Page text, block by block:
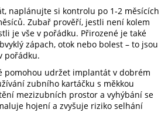
naplánujte si kontrolu po 1‑2 měsících
Zubař prověří, jestli není kolem
je vše v pořádku. Přirozené je také
zápach, otok nebo bolest – to jsou
pořádku.
pomohou udržet implantát v dobrém
zubního kartáčku s měkkou
mezizubních prostor a vyhýbání se
hojení a zvyšuje riziko selhání